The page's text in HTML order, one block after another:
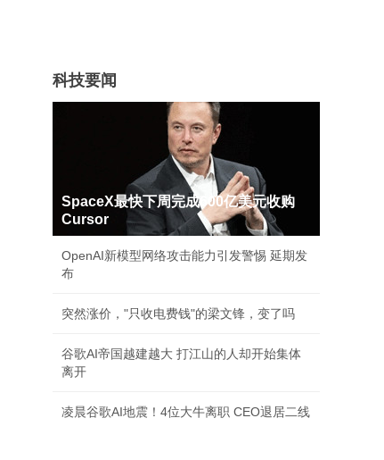
科技要闻
SpaceX最快下周完成600亿美元收购
Cursor
OpenAI新模型网络攻击能力引发警惕 延期发
布
突然涨价，"只收电费钱"的梁文锋，变了吗
谷歌AI帝国越建越大 打江山的人却开始集体
离开
凌晨谷歌AI地震！4位大牛离职 CEO退居二线